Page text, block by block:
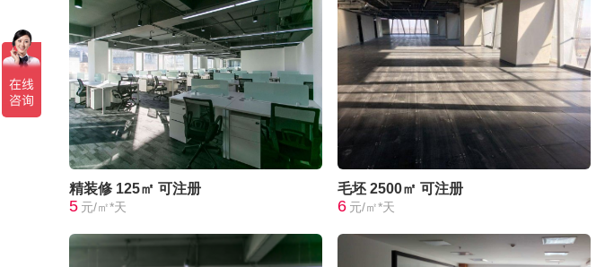
精装修 125㎡ 可注册
5 元/㎡*天
毛坯 2500㎡ 可注册
6 元/㎡*天